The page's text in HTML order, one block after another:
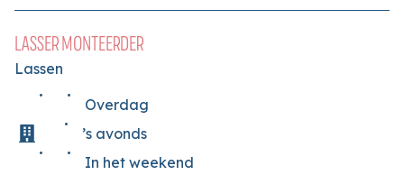
LASSER MONTEERDER
Lassen
Overdag
’s avonds
In het weekend